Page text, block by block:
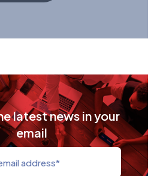
latest news in your
email